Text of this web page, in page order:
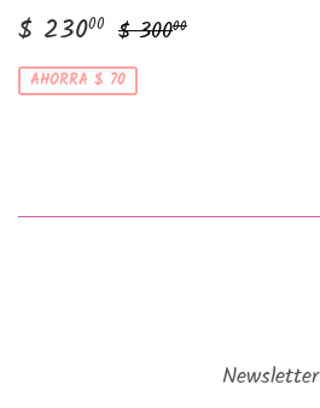
Precio
de
venta
$ 23000 $
230.00
Precio habitual
$ 30000
AHORRA $ 70
Newsletter